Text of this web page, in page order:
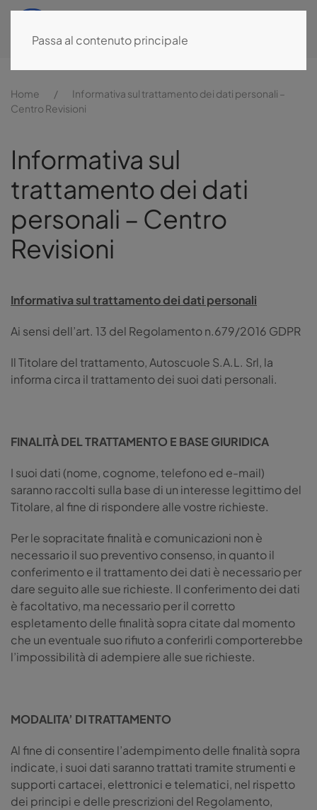
Passa al contenuto principale
Home
Informativa sul trattamento dei dati personali –
Centro Revisioni
Informativa sul
trattamento dei dati
personali – Centro
Revisioni
Informativa sul trattamento dei dati personali
Ai sensi dell’art. 13 del Regolamento n.679/2016 GDPR
Il Titolare del trattamento, Autoscuole S.A.L. Srl, la
informa circa il trattamento dei suoi dati personali.
FINALITÀ DEL TRATTAMENTO E BASE GIURIDICA
I suoi dati (nome, cognome, telefono ed e-mail)
saranno raccolti sulla base di un interesse legittimo del
Titolare, al fine di rispondere alle vostre richieste.
Per le sopracitate finalità e comunicazioni non è
necessario il suo preventivo consenso, in quanto il
conferimento e il trattamento dei dati è necessario per
dare seguito alle sue richieste. Il conferimento dei dati
è facoltativo, ma necessario per il corretto
espletamento delle finalità sopra citate dal momento
che un eventuale suo rifiuto a conferirli comporterebbe
l’impossibilità di adempiere alle sue richieste.
MODALITA’ DI TRATTAMENTO
Al fine di consentire l’adempimento delle finalità sopra
indicate, i suoi dati saranno trattati tramite strumenti e
supporti cartacei, elettronici e telematici, nel rispetto
dei principi e delle prescrizioni del Regolamento,